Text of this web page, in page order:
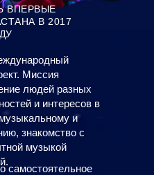
ВПЕРВЫЕ
В 2017
Миссия
людей разных
и интересов в
и
знакомство с
музыкой
самостоятельное